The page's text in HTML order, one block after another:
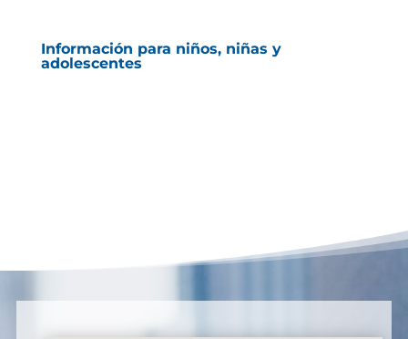
Información para niños, niñas y
adolescentes